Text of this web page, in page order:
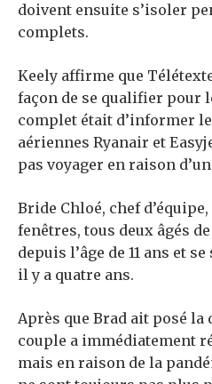
doivent ensuite s’isoler
complets.
Keely affirme que
façon de se qualifier pour
complet était d’informer
aériennes Ryanair et
pas voyager en raison
Bride Chloé, chef
fenêtres, tous deux âgés
depuis l’âge de 11 ans et
il y a quatre ans.
Après que Brad ait posé la
couple a immédiatement
mais en raison de la